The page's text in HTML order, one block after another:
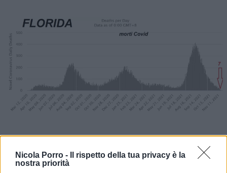
Nicola Porro -
Il rispetto della tua privacy è la
nostra priorità
Dato che in USA al momento i contagi e i decessi
sono più o meno come in Europa (i contagi sono